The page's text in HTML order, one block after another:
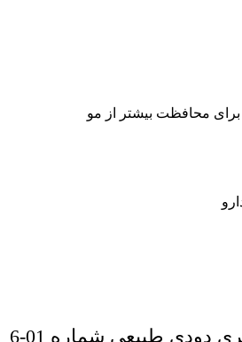
محافظت بیشتر از مو
رنگ مو الوکسین سری دودی طبیعی شماره 01-6